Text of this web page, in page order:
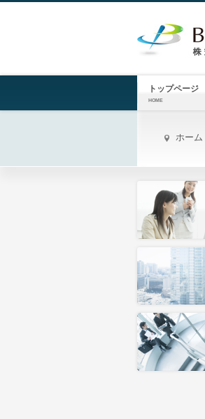
トップページ
HOME
ホーム